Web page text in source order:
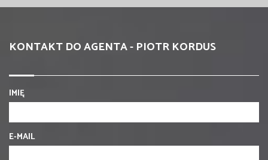
KONTAKT DO AGENTA - PIOTR KORDUS
IMIĘ
E-MAIL